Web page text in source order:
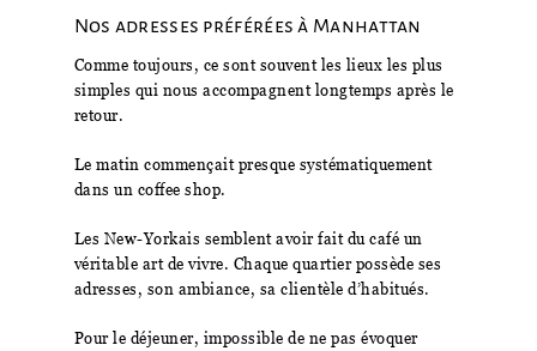
Nos adresses préférées à Manhattan
Comme toujours, ce sont souvent les lieux les plus
simples qui nous accompagnent longtemps après le
retour.
Le matin commençait presque systématiquement
dans un coffee shop.
Les New-Yorkais semblent avoir fait du café un
véritable art de vivre. Chaque quartier possède ses
adresses, son ambiance, sa clientèle d’habitués.
Pour le déjeuner, impossible de ne pas évoquer